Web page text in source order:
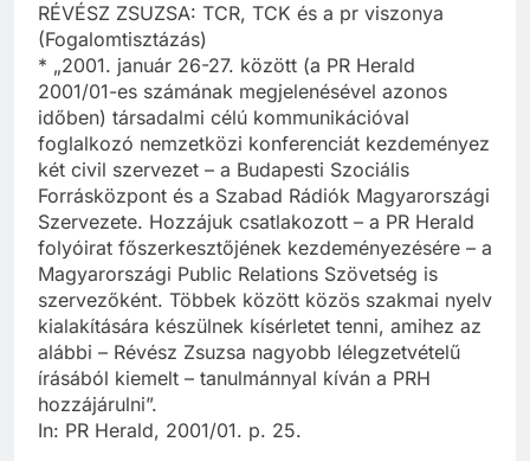
RÉVÉSZ ZSUZSA: TCR, TCK és a pr viszonya
(Fogalomtisztázás)
* „2001. január 26-27. között (a PR Herald
2001/01-es számának megjelenésével azonos
időben) társadalmi célú kommunikációval
foglalkozó nemzetközi konferenciát kezdeményez
két civil szervezet – a Budapesti Szociális
Forrásközpont és a Szabad Rádiók Magyarországi
Szervezete. Hozzájuk csatlakozott – a PR Herald
folyóirat főszerkesztőjének kezdeményezésére – a
Magyarországi Public Relations Szövetség is
szervezőként. Többek között közös szakmai nyelv
kialakítására készülnek kísérletet tenni, amihez az
alábbi – Révész Zsuzsa nagyobb lélegzetvételű
írásából kiemelt – tanulmánnyal kíván a PRH
hozzájárulni”.
In: PR Herald, 2001/01. p. 25.